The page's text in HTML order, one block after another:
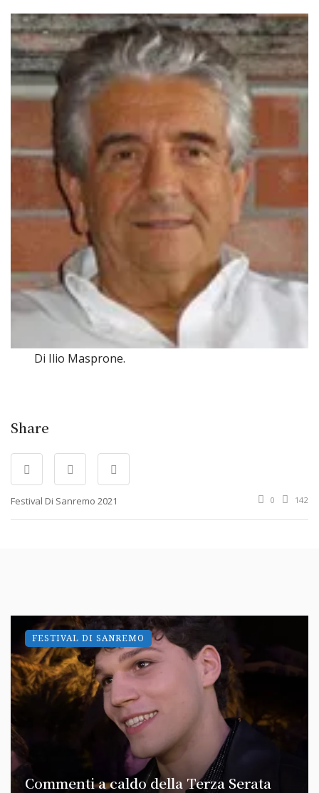
Di Ilio Masprone.
Share
Festival Di Sanremo 2021 0 142
Commenti a caldo della Terza Serata
FESTIVAL DI SANREMO